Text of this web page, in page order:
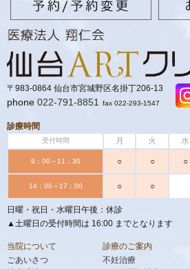
〒983-0864 仙台市宮城野区名掛丁206-13
phone 022-791-8851 fax 022-293-1547
診療時間
受付時間 月 火 水
9：00～11：30 ○ ○ ○
14：00～17：00 ○ ○
日曜・祝日・水曜日午後：休診
▲土曜日の受付時間は 16:00 までとなります
当院について
ごあいさつ
診療のご案内
不妊治療